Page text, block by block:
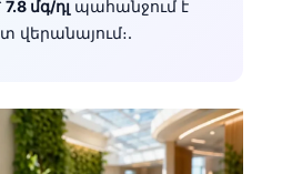
7.8 մգ/դլ պահանջում է
վերանայում։.